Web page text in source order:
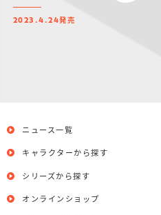
2023.4.24発売
ニュース一覧
キャラクターから探す
シリーズから探す
オンラインショップ